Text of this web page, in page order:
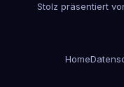
Stolz präsentiert
Home